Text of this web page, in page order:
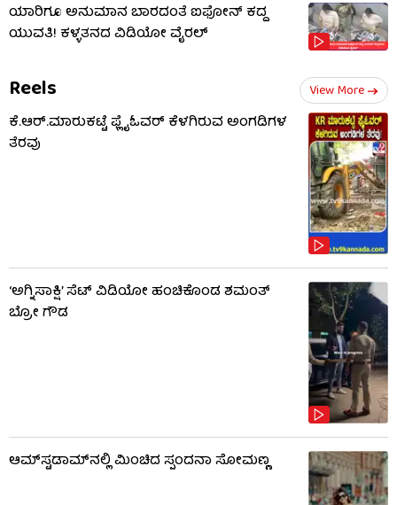
ಯಾರಿಗೂ ಅನುಮಾನ ಬಾರದಂತೆ ಐಫೋನ್ ಕದ್ದ
ಯುವತಿ! ಕಳ್ಳತನದ ವಿಡಿಯೋ ವೈರಲ್
Reels View More
ಕೆ.ಆರ್​.ಮಾರುಕಟ್ಟೆ ಫ್ಲೈಓವರ್ ಕೆಳಗಿರುವ ಅಂಗಡಿಗಳ
ತೆರವು
‘ಅಗ್ನಿಸಾಕ್ಷಿ’ ಸೆಟ್ ವಿಡಿಯೋ ಹಂಚಿಕೊಂಡ ಶಮಂತ್
ಬ್ರೋ ಗೌಡ
ಆಮ್​​ಸ್ಟಡಾಮ್​ನಲ್ಲಿ ಮಿಂಚಿದ ಸ್ಪಂದನಾ ಸೋಮಣ್ಣ